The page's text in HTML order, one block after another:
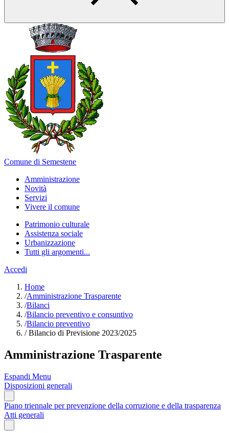
Comune di Semestene
Amministrazione
Novità
Servizi
Vivere il comune
Patrimonio culturale
Assistenza sociale
Urbanizzazione
Tutti gli argomenti...
Accedi
Home
/Amministrazione Trasparente
/Bilanci
/Bilancio preventivo e consuntivo
/Bilancio preventivo
/Bilancio di Previsione 2023/2025
Amministrazione Trasparente
Espandi Menu
Disposizioni generali
Piano triennale per prevenzione della corruzione e della trasparenza
Atti generali